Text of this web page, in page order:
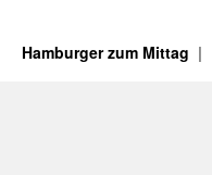
Hamburger zum Mittag